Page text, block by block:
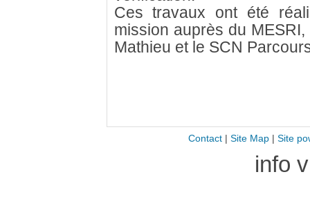
Ces travaux ont été
mission auprès du
Mathieu et le SCN
Contact| Site Map| Site
info